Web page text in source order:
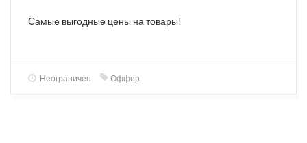
Самые выгодные цены на товары!
Неограничен Оффер